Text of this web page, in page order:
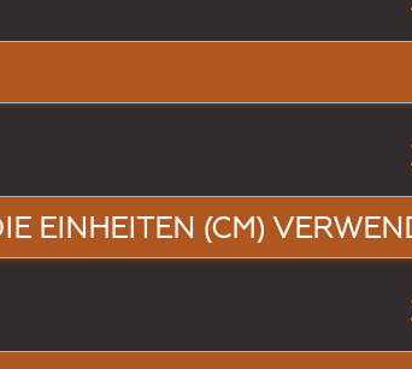
EINHEITEN (CM)